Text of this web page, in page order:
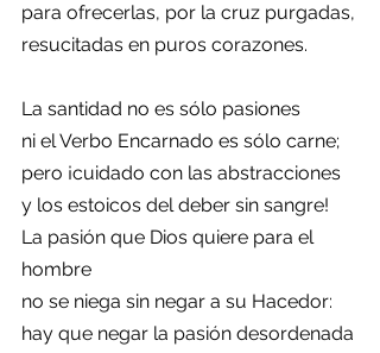
para ofrecerlas, por la cruz purgadas,
resucitadas en puros corazones.
La santidad no es sólo pasiones
ni el Verbo Encarnado es sólo carne;
pero ¡cuidado con las abstracciones
y los estoicos del deber sin sangre!
La pasión que Dios quiere para el
hombre
no se niega sin negar a su Hacedor:
hay que negar la pasión desordenada